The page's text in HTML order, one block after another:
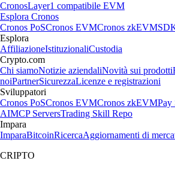
CronosLayer1 compatibile EVM
Esplora Cronos
Cronos PoSCronos EVMCronos zkEVM
Esplora
AffiliazioneIstituzionaliCustodia
Crypto.com
Chi siamoNotizie aziendaliNovità sui prodotti
noiPartnerSicurezzaLicenze e registrazioni
Sviluppatori
Cronos PoSCronos EVMCronos zkEVMPay
AIMCP ServersTrading Skill Repo
Impara
ImparaBitcoinRicercaAggiornamenti di
CRIPTO